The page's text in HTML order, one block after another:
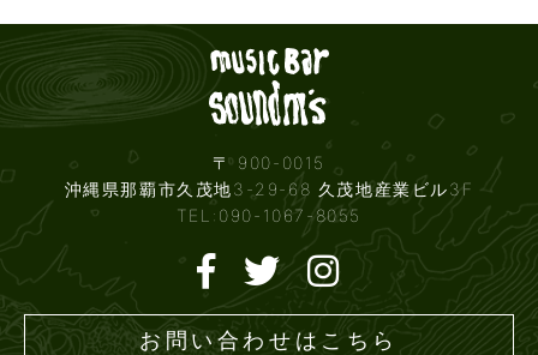
〒 900-0015
沖縄県那覇市久茂地3-29-68 久茂地産業ビル3F
TEL:090-1067-8055
お問い合わせはこちら